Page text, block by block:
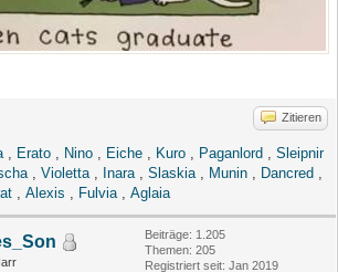
Zitieren
, Erato , Nino , Eiche , Kuro , Paganlord , Sleipnir
, Violetta, Inara, Slaskia, Munin , Dancred ,
, Alexis , Fulvia, Aglaia
Beiträge: 1.205
Themen: 205
Registriert seit: Jan 2019